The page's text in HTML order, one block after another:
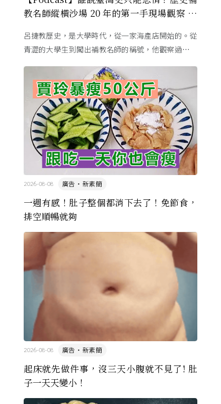
教名師縱橫沙場 20 年的第一手現場觀察 ft.
呂捷教歷史，是大學時代，從一家海產店開始的。從
青澀的大學生到闖出補教名師的稱號，他觀察過幾十
裡幾乎沒有臺灣史，一路 ...
一週有感！肚子整個都消下去了！免節食，
排空順暢就夠
廣告・新素簡
2026-08-08
起床就先做件事，沒三天小腹就不見了! 肚
子一天天變小！
廣告・新素簡
2026-08-08